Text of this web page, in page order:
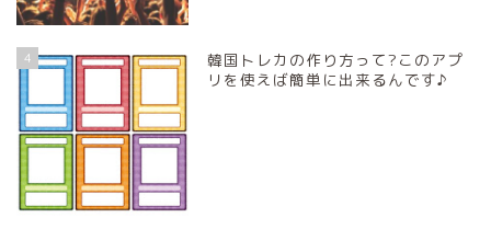
4
韓国トレカの作り方って?このアプ
リを使えば簡単に出来るんです♪